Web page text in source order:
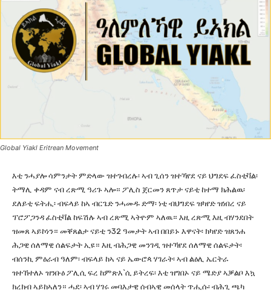
Global Yiakl Eritrean Movement
እቲ ንሓያሎ ሳምንታት ምድላው ዝተገብረሉ፡ ኣብ ጊሰን ዝተኻየደ ናይ ህግደፍ ፈስቲቫል፡
ትማሊ ቀዳም ናብ ረጽሚ ዓሪጉ ኣሎ። ፖሊስ ጀርመን ጸጥታ ናይቲ ከተማ ክሕልዉ፡
ደለይቲ ፍትሒ፡ ብፍላይ ከኣ ብርጌድ ንሓመዱ ድማ፡ ነቲ ብህግደፍ ዝካየድ ዝነበረ ናይ
ፕሮፖጋንዳ ፈስቲቫል ከፍሽሉ ኣብ ረጽሚ ኣትዮም ኣለዉ። እዚ ረጽሚ እዚ ብሃንደበት
ዝመጸ ኣይኮነን። መቐጸልታ ናይቲ ን32 ዓመታት ኣብ በበይኑ እዋናት፡ ክካየድ ዝጸንሐ
ሕጋዊ ሰለማዊ ሰልፍታት ኢዩ። እዚ ብሕጋዊ መንገዲ ዝተኻየደ ሰለማዊ ሰልፍታት፡
ብሰንኪ ምዕራብ ዓለም፡ ብፍላይ ከኣ ናይ ኤውሮጳ ሃገራት፡ ኣብ ልዕሊ ኤርትራ
ዝተኸተለኦ ዝንቡዕ ፖሊሲ ፍረ ከምጽእ`ሲ ይትረፍ፡ እቲ ዝግበኦ ናይ ሜድያ ኣቓልቦ እኳ
ክረክብ ኣይከኣለን። ሓደ፡ ኣብ ሃገሩ መባእታዊ ሰብኣዊ መሰላት ጥሒሱ፡ ብሕጊ ጫካ